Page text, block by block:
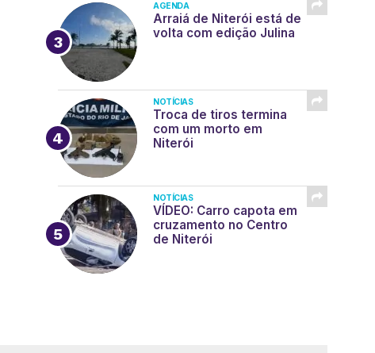
AGENDA
Arraiá de Niterói está de
volta com edição Julina
NOTÍCIAS
Troca de tiros termina
com um morto em
Niterói
NOTÍCIAS
VÍDEO: Carro capota em
cruzamento no Centro
de Niterói